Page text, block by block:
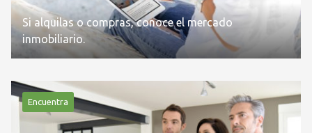
Si alquilas o compras, conoce el mercado
inmobiliario.
Encuentra